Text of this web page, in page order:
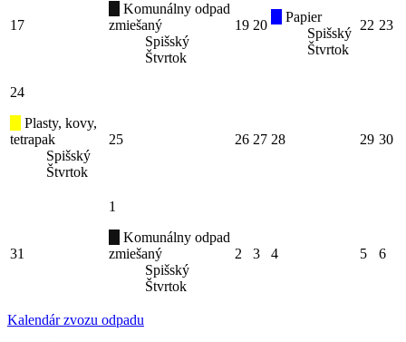
17
Komunálny odpad
zmiešaný
Spišský
Štvrtok
19 20
Papier
Spišský
Štvrtok
22 23
24
Plasty, kovy,
tetrapak
Spišský
Štvrtok
25 26 27 28 29 30
31
1
Komunálny odpad
zmiešaný
Spišský
Štvrtok
2 3 4 5 6
Kalendár zvozu odpadu